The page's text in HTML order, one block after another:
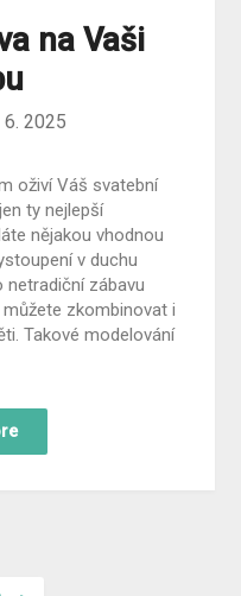
na Vaši
6. 2025
oživí Váš svatební
ty nejlepší
nějakou vhodnou
v duchu
netradiční zábavu
zkombinovat i
Takové modelování